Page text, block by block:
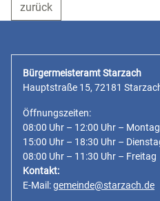
zurück
Bürgermeisteramt Starzach
Hauptstraße 15, 72181
Öffnungszeiten:
08:00 Uhr – 12:00 Uhr –
15:00 Uhr – 18:30 Uhr –
08:00 Uhr – 11:30 Uhr – Freitag
Kontakt:
E-Mail:gemeinde@starzach.de